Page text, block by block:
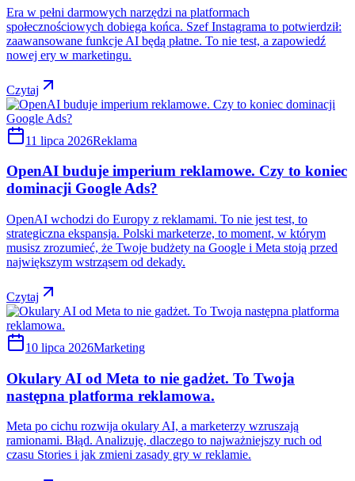
Era w pełni darmowych narzędzi na platformach
społecznościowych dobiega końca. Szef Instagrama to potwierdził:
zaawansowane funkcje AI będą płatne. To nie test, a zapowiedź
nowej ery w marketingu.
Czytaj
11 lipca 2026Reklama
OpenAI buduje imperium reklamowe. Czy to koniec
dominacji Google Ads?
OpenAI wchodzi do Europy z reklamami. To nie jest test, to
strategiczna ekspansja. Polski marketerze, to moment, w którym
musisz zrozumieć, że Twoje budżety na Google i Meta stoją przed
największym wstrząsem od dekady.
Czytaj
10 lipca 2026Marketing
Okulary AI od Meta to nie gadżet. To Twoja
następna platforma reklamowa.
Meta po cichu rozwija okulary AI, a marketerzy wzruszają
ramionami. Błąd. Analizuję, dlaczego to najważniejszy ruch od
czasu Stories i jak zmieni zasady gry w reklamie.